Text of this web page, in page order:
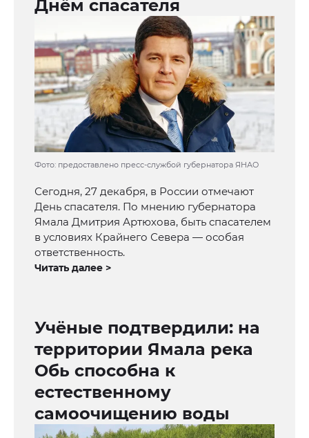
Днём спасателя
Фото: предоставлено пресс-службой губернатора ЯНАО
Сегодня, 27 декабря, в России отмечают
День спасателя. По мнению губернатора
Ямала Дмитрия Артюхова, быть спасателем
в условиях Крайнего Севера — особая
ответственность.
Читать далее >
Учёные подтвердили: на
территории Ямала река
Обь способна к
естественному
самоочищению воды